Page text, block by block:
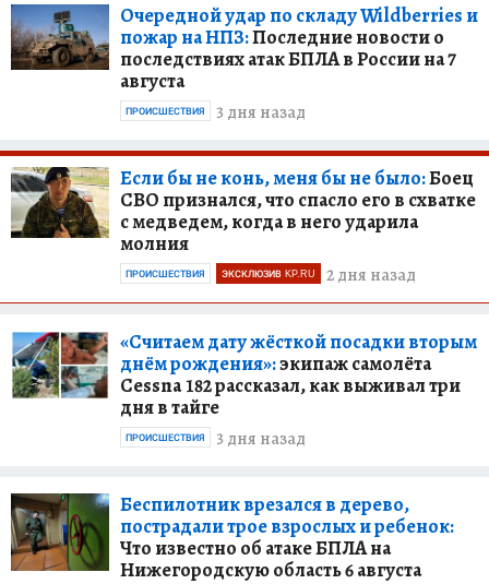
Очередной удар по складу Wildberries и
пожар на НПЗ:Последние новости о
последствиях атак БПЛА в России на 7
августа
3 дня назад
ПРОИСШЕСТВИЯ
Если бы не конь, меня бы не было:Боец
СВО признался, что спасло его в схватке
с медведем, когда в него ударила
молния
2 дня назад
ПРОИСШЕСТВИЯ ЭКСКЛЮЗИВ KP.RU
«Считаем дату жёсткой посадки вторым
днём рождения»:экипаж самолёта
Cessna 182 рассказал, как выживал три
дня в тайге
3 дня назад
ПРОИСШЕСТВИЯ
Беспилотник врезался в дерево,
пострадали трое взрослых и ребенок:
Что известно об атаке БПЛА на
Нижегородскую область 6 августа